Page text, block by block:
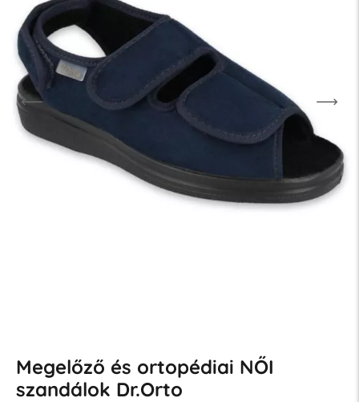
Megelőző és ortopédiai NŐI
szandálok Dr.Orto